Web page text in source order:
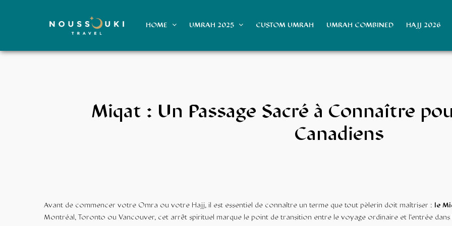
HOME UMRAH 2025 CUSTOM UMRAH UMRAH COMBINED HAJJ 2026
Miqat : Un Passage Sacré à Connaître
Canadiens
Avant de commencer votre Omra ou votre Hajj, il est essentiel de connaître un terme que tout pèlerin doit maîtriser : le
Montréal, Toronto ou Vancouver, cet arrêt spirituel marque le point de transition entre le voyage ordinaire et l’entrée dans